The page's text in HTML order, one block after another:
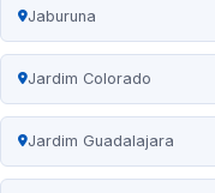
Jaburuna
Jardim Colorado
Jardim Guadalajara